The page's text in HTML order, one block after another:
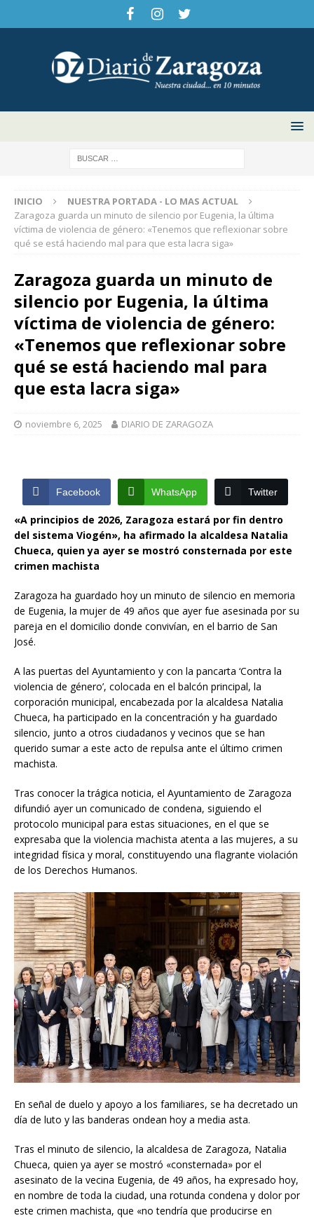
INICIO
NUESTRA PORTADA - LO MAS ACTUAL
Zaragoza guarda un minuto de silencio por Eugenia, la última
víctima de violencia de género: «Tenemos que reflexionar sobre
qué se está haciendo mal para que esta lacra siga»
Zaragoza guarda un minuto de
silencio por Eugenia, la última
víctima de violencia de género:
«Tenemos que reflexionar sobre
qué se está haciendo mal para
que esta lacra siga»
noviembre 6, 2025 DIARIO DE ZARAGOZA
Facebook WhatsApp Twitter
«A principios de 2026, Zaragoza estará por fin dentro
del sistema Viogén», ha afirmado la alcaldesa Natalia
Chueca, quien ya ayer se mostró consternada por este
crimen machista
Zaragoza ha guardado hoy un minuto de silencio en memoria
de Eugenia, la mujer de 49 años que ayer fue asesinada por su
pareja en el domicilio donde convivían, en el barrio de San
José.
A las puertas del Ayuntamiento y con la pancarta ‘Contra la
violencia de género’, colocada en el balcón principal, la
corporación municipal, encabezada por la alcaldesa Natalia
Chueca, ha participado en la concentración y ha guardado
silencio, junto a otros ciudadanos y vecinos que se han
querido sumar a este acto de repulsa ante el último crimen
machista.
Tras conocer la trágica noticia, el Ayuntamiento de Zaragoza
difundió ayer un comunicado de condena, siguiendo el
protocolo municipal para estas situaciones, en el que se
expresaba que la violencia machista atenta a las mujeres, a su
integridad física y moral, constituyendo una flagrante violación
de los Derechos Humanos.
En señal de duelo y apoyo a los familiares, se ha decretado un
día de luto y las banderas ondean hoy a media asta.
Tras el minuto de silencio, la alcaldesa de Zaragoza, Natalia
Chueca, quien ya ayer se mostró «consternada» por el
asesinato de la vecina Eugenia, de 49 años, ha expresado hoy,
en nombre de toda la ciudad, una rotunda condena y dolor por
este crimen machista, que «no tendría que producirse en